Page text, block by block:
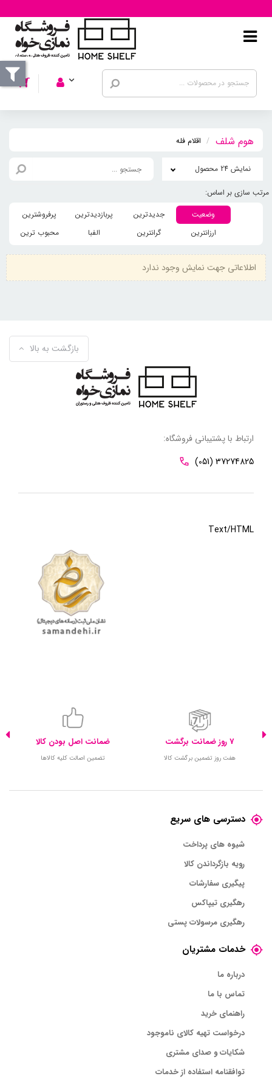
اقلام فله
نمایش 24 محصول
وضعیت جدیدترین پربازدیدترین
پرفروشترین
ارزانترین
گرانترین الفبا محبوب ترین
اطلاعاتی جهت نمایش وجود ندارد
بازگشت به بالا
ارتباط با پشتیبانی فروشگاه:
(051) 37274825
Text/HTML
7 روز ضمانت برگشت
هفت روز تضمین برگشت کالا
ضمانت اصل بودن کالا
تضمین اصالت کلیه کالاها
دسترسی های سریع
شیوه های پرداخت
رویه بازگرداندن کالا
پیگیری سفارشات
رهگیری تیپاکس
رهگیری مرسولات پستی
خدمات مشتریان
درباره ما
تماس با ما
راهنمای خرید
درخواست تهیه کالای ناموجود
شکایات و صدای مشتری
توافقنامه استفاده از خدمات